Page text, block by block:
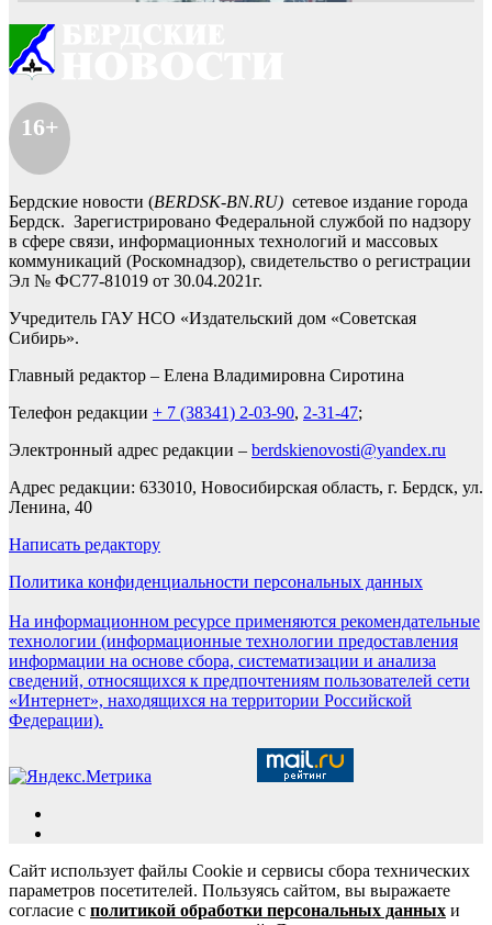
16+
Бердские новости (BERDSK-BN.RU) сетевое издание города
Бердск. Зарегистрировано Федеральной службой по надзору
в сфере связи, информационных технологий и массовых
коммуникаций (Роскомнадзор), свидетельство о регистрации
Эл № ФС77-81019 от 30.04.2021г.
Учредитель ГАУ НСО «Издательский дом «Советская
Сибирь».
Главный редактор – Елена Владимировна Сиротина
Телефон редакции + 7 (38341) 2-03-90, 2-31-47;
Электронный адрес редакции – berdskienovosti@yandex.ru
Адрес редакции: 633010, Новосибирская область, г. Бердск, ул.
Ленина, 40
Написать редактору
Политика конфиденциальности персональных данных
На информационном ресурсе применяются рекомендательные
технологии (информационные технологии предоставления
информации на основе сбора, систематизации и анализа
сведений, относящихся к предпочтениям пользователей сети
«Интернет», находящихся на территории Российской
Федерации).
Сайт использует файлы Cookie и сервисы сбора технических
параметров посетителей. Пользуясь сайтом, вы выражаете
согласие с политикой обработки персональных данных и